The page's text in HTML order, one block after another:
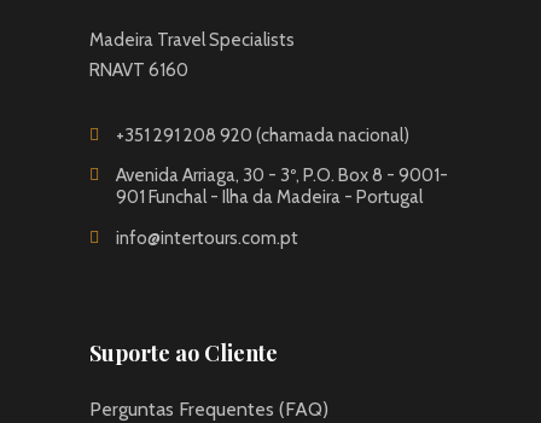
Madeira Travel Specialists
RNAVT 6160
+351 291 208 920 (chamada nacional)
Avenida Arriaga, 30 - 3º, P.O. Box 8 - 9001-
901 Funchal - Ilha da Madeira - Portugal
info@intertours.com.pt
Suporte ao Cliente
Perguntas Frequentes (FAQ)